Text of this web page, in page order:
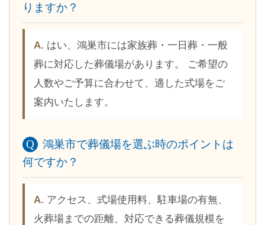
りますか？
はい、鴻巣市には家族葬・一日葬・一般
葬に対応した葬儀場があります。 ご希望の
人数やご予算に合わせて、適した式場をご
案内いたします。
鴻巣市で葬儀場を選ぶ時のポイントは
何ですか？
アクセス、式場使用料、駐車場の有無、
火葬場までの距離、対応できる葬儀規模を